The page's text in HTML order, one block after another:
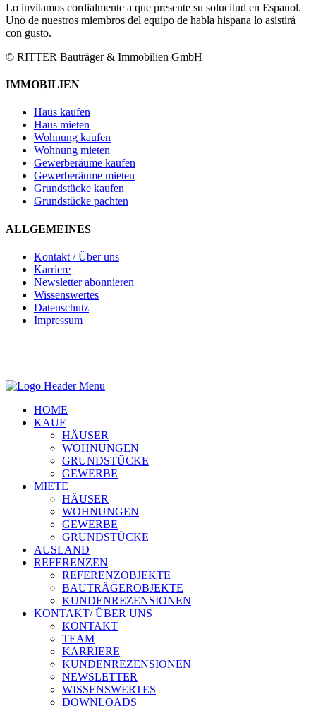
Lo invitamos cordialmente a que presente su solucitud en Espanol.
Uno de nuestros miembros del equipo de habla hispana lo asistirá
con gusto.
© RITTER Bauträger & Immobilien GmbH
IMMOBILIEN
Haus kaufen
Haus mieten
Wohnung kaufen
Wohnung mieten
Gewerberäume kaufen
Gewerberäume mieten
Grundstücke kaufen
Grundstücke pachten
ALLGEMEINES
Kontakt / Über uns
Karriere
Newsletter abonnieren
Wissenswertes
Datenschutz
Impressum
HOME
KAUF
HÄUSER
WOHNUNGEN
GRUNDSTÜCKE
GEWERBE
MIETE
HÄUSER
WOHNUNGEN
GEWERBE
GRUNDSTÜCKE
AUSLAND
REFERENZEN
REFERENZOBJEKTE
BAUTRÄGEROBJEKTE
KUNDENREZENSIONEN
KONTAKT/ ÜBER UNS
KONTAKT
TEAM
KARRIERE
KUNDENREZENSIONEN
NEWSLETTER
WISSENSWERTES
DOWNLOADS